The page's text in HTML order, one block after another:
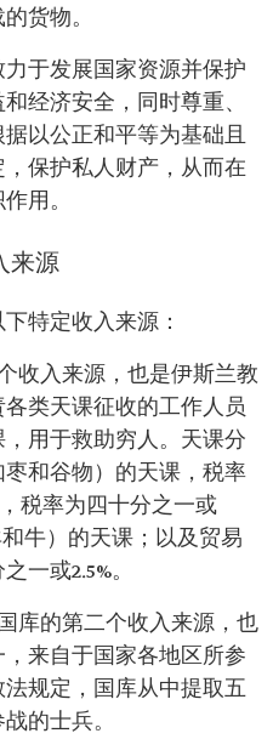
货物。
于发展国家资源并保护
经济安全，同时尊重、
以公正和平等为基础且
保护私人财产，从而在
用。
来源
特定收入来源：
收入来源，也是伊斯兰教
类天课征收的工作人员
用于救助穷人。天课分
和谷物）的天课，税率
税率为四十分之一或
牛）的天课；以及贸易
一或2.5%。
库的第二个收入来源，也
来自于国家各地区所参
规定，国库从中提取五
的士兵。